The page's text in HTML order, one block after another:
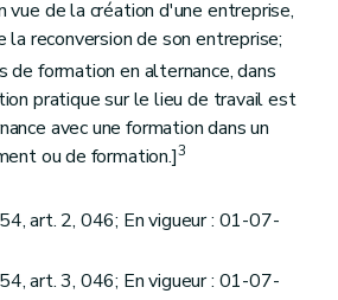
finales
transitoires (L 1988-08-08/30, art. 17, 002; ED : 1988-08-23)
vue de la création d'une entreprise,
reconversion de son entreprise;
de formation en alternance, dans
pratique sur le lieu de travail est
avec une formation dans un
ou de formation.]3
art. 2, 046; En vigueur : 01-07-
art. 3, 046; En vigueur : 01-07-